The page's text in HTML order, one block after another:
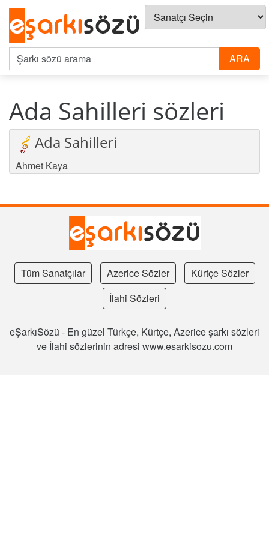
Ada Sahilleri sözleri
Ada Sahilleri
Ahmet Kaya
Tüm Sanatçılar Azerice Sözler
Kürtçe Sözler
İlahi Sözleri
eŞarkıSözü - En güzel Türkçe, Kürtçe, Azerice şarkı sözleri
ve İlahi sözlerinin adresi www.esarkisozu.com